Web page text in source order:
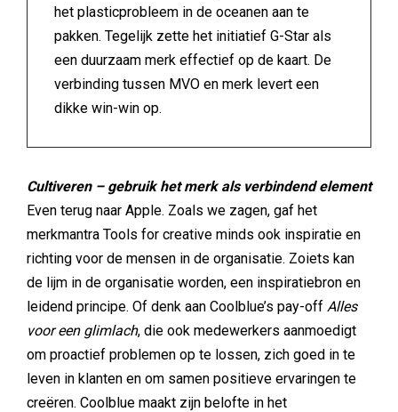
het plasticprobleem in de oceanen aan te
pakken. Tegelijk zette het initiatief G-Star als
een duurzaam merk effectief op de kaart. De
verbinding tussen MVO en merk levert een
dikke win-win op.
Cultiveren – gebruik het merk als verbindend element
Even terug naar Apple. Zoals we zagen, gaf het
merkmantra Tools for creative minds ook inspiratie en
richting voor de mensen in de organisatie. Zoiets kan
de lijm in de organisatie worden, een inspiratiebron en
leidend principe. Of denk aan Coolblue’s pay-off Alles
voor een glimlach, die ook medewerkers aanmoedigt
om proactief problemen op te lossen, zich goed in te
leven in klanten en om samen positieve ervaringen te
creëren. Coolblue maakt zijn belofte in het